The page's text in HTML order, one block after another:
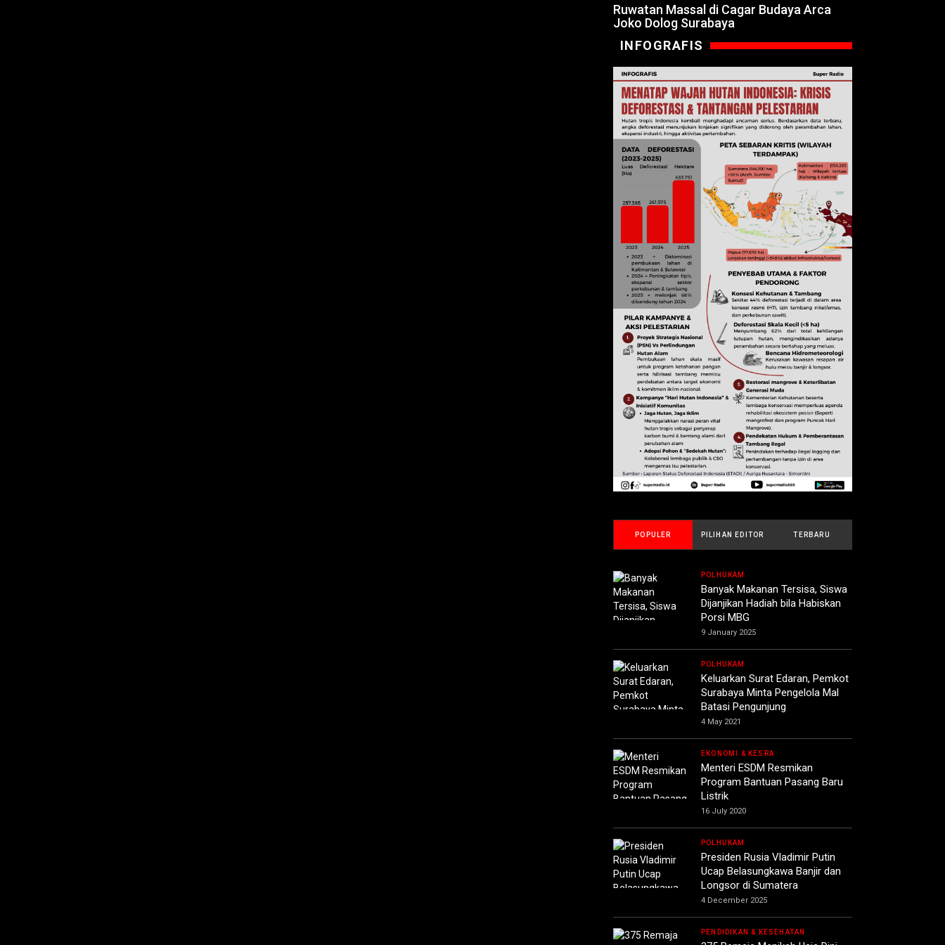
Ruwatan Massal di Cagar Budaya Arca
Joko Dolog Surabaya
INFOGRAFIS
POPULER PILIHAN EDITOR TERBARU
POLHUKAM
Banyak Makanan Tersisa, Siswa
Dijanjikan Hadiah bila Habiskan
Porsi MBG
9 January 2025
POLHUKAM
Keluarkan Surat Edaran, Pemkot
Surabaya Minta Pengelola Mal
Batasi Pengunjung
4 May 2021
EKONOMI & KESRA
Menteri ESDM Resmikan
Program Bantuan Pasang Baru
Listrik
16 July 2020
POLHUKAM
Presiden Rusia Vladimir Putin
Ucap Belasungkawa Banjir dan
Longsor di Sumatera
4 December 2025
PENDIDIKAN & KESEHATAN